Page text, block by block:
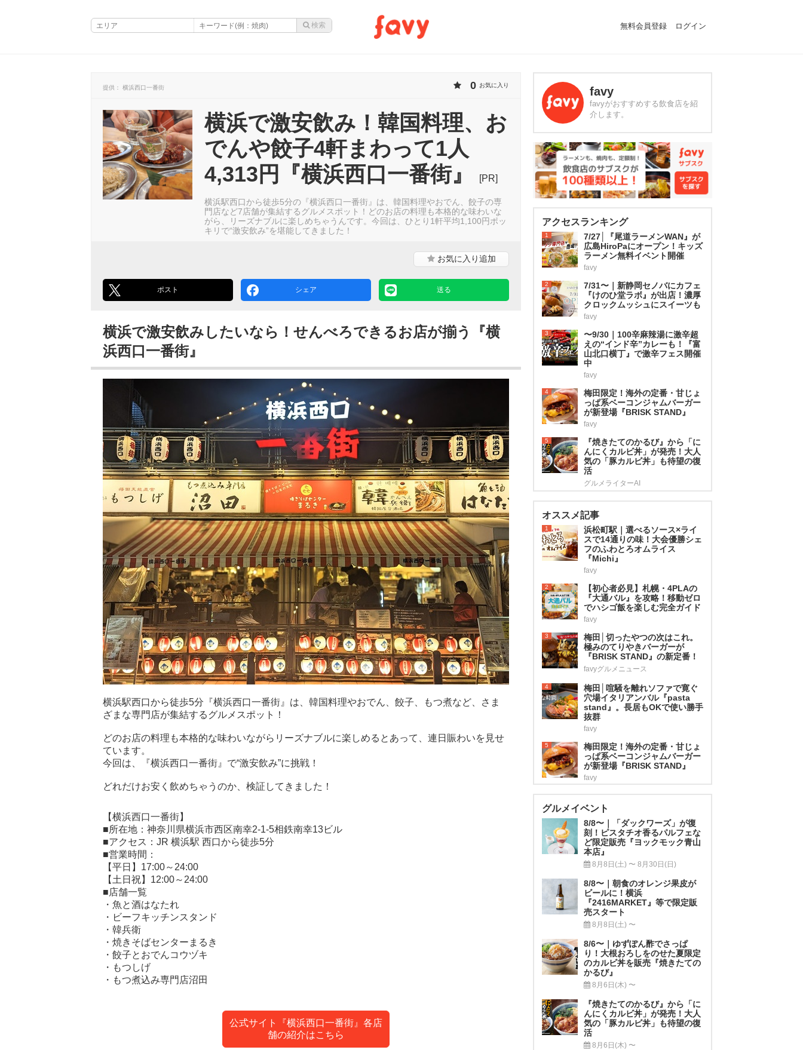
無料会員登録 ログイン
提供： 横浜西口一番街 0 お気に入り
横浜で激安飲み！韓国料理、お
でんや餃子4軒まわって1人
4,313円『横浜西口一番街』
[PR]
横浜駅西口から徒歩5分の『横浜西口一番街』は、韓国料理やおでん、餃子の専
門店など7店舗が集結するグルメスポット！どのお店の料理も本格的な味わいな
がら、リーズナブルに楽しめちゃうんです。今回は、ひとり1軒平均1,100円ポッ
キリで“激安飲み”を堪能してきました！
お気に入り追加
ポスト シェア 送る
横浜で激安飲みしたいなら！せんべろできるお店が揃う『横
浜西口一番街』
横浜駅西口から徒歩5分『横浜西口一番街』は、韓国料理やおでん、餃子、もつ煮など、さま
ざまな専門店が集結するグルメスポット！
どのお店の料理も本格的な味わいながらリーズナブルに楽しめるとあって、連日賑わいを見せ
ています。
今回は、『横浜西口一番街』で“激安飲み”に挑戦！
どれだけお安く飲めちゃうのか、検証してきました！
【横浜西口一番街】
■所在地：神奈川県横浜市西区南幸2-1-5相鉄南幸13ビル
■アクセス：JR 横浜駅 西口から徒歩5分
■営業時間：
【平日】17:00～24:00
【土日祝】12:00～24:00
■店舗一覧
・魚と酒はなたれ
・ビーフキッチンスタンド
・韓兵衛
・焼きそばセンターまるき
・餃子とおでんコウヅキ
・もつしげ
・もつ煮込み専門店沼田
公式サイト『横浜西口一番街』各店
舗の紹介はこちら
favy
favyがおすすめする飲食店を紹
介します。
アクセスランキング
1
7/27│『尾道ラーメンWAN』が
広島HiroPaにオープン！キッズ
ラーメン無料イベント開催
favy
2
7/31〜｜新静岡セノバにカフェ
『けのひ堂ラボ』が出店！濃厚
クロックムッシュにスイーツも
favy
3
〜9/30｜100辛麻辣湯に激辛超
えの“インド辛”カレーも！『富
山北口横丁』で激辛フェス開催
中
favy
4
梅田限定！海外の定番・甘じょ
っぱ系ベーコンジャムバーガー
が新登場『BRISK STAND』
favy
5
『焼きたてのかるび』から「に
んにくカルビ丼」が発売！大人
気の「豚カルビ丼」も待望の復
活
グルメライターAI
オススメ記事
1
浜松町駅｜選べるソース×ライ
スで14通りの味！大会優勝シェ
フのふわとろオムライス
『Michi』
favy
2
【初心者必見】札幌・4PLAの
『大通バル』を攻略！移動ゼロ
でハシゴ飯を楽しむ完全ガイド
favy
3
梅田│切ったやつの次はこれ。
極みのてりやきバーガーが
『BRISK STAND』の新定番！
favyグルメニュース
4
梅田│喧騒を離れソファで寛ぐ
穴場イタリアンバル『pasta
stand』。長居もOKで使い勝手
抜群
favy
5
梅田限定！海外の定番・甘じょ
っぱ系ベーコンジャムバーガー
が新登場『BRISK STAND』
favy
グルメイベント
8/8〜｜「ダックワーズ」が復
刻！ピスタチオ香るパルフェな
ど限定販売『ヨックモック青山
本店』
8月8日(土) 〜 8月30日(日)
8/8〜｜朝食のオレンジ果皮が
ビールに！横浜
『2416MARKET』等で限定販
売スタート
8月8日(土) 〜
8/6〜｜ゆずぽん酢でさっぱ
り！大根おろしをのせた夏限定
のカルビ丼を販売『焼きたての
かるび』
8月6日(木) 〜
『焼きたてのかるび』から「に
んにくカルビ丼」が発売！大人
気の「豚カルビ丼」も待望の復
活
8月6日(木) 〜